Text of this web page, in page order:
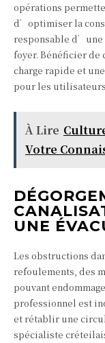
opérations
d’optimiser la
responsable
foyer. Bénéficier de
charge rapide et
pour les
À Lire
Votre
UNE
Les obstructions
refoulements, des
pouvant
professionnel est
et rétablir une
spécialiste